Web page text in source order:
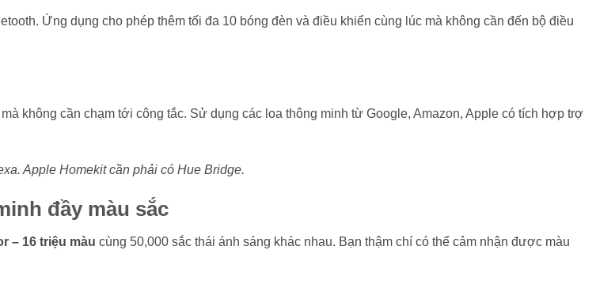
Ứng dụng cho phép thêm tối đa 10 bóng đèn và điều khiển cùng lúc mà không cần đến bộ điều
không cần chạm tới công tắc. Sử dụng các loa thông minh từ Google, Amazon, Apple có tích hợp trợ
Apple Homekit cần phải có Hue Bridge.
đầy màu sắc
– 16 triệu màu cùng 50,000 sắc thái ánh sáng khác nhau. Bạn thậm chí có thể cảm nhận được màu